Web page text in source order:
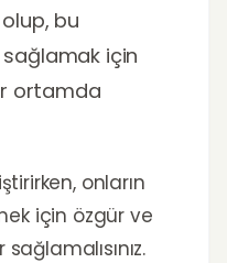
bu
sağlamak için
ortamda
onların
için özgür ve